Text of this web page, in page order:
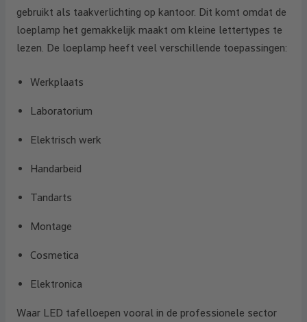
gebruikt als taakverlichting op kantoor. Dit komt omdat de
loeplamp het gemakkelijk maakt om kleine lettertypes te
lezen. De loeplamp heeft veel verschillende toepassingen:
Werkplaats
Laboratorium
Elektrisch werk
Handarbeid
Tandarts
Montage
Cosmetica
Elektronica
Waar LED tafelloepen vooral in de professionele sector